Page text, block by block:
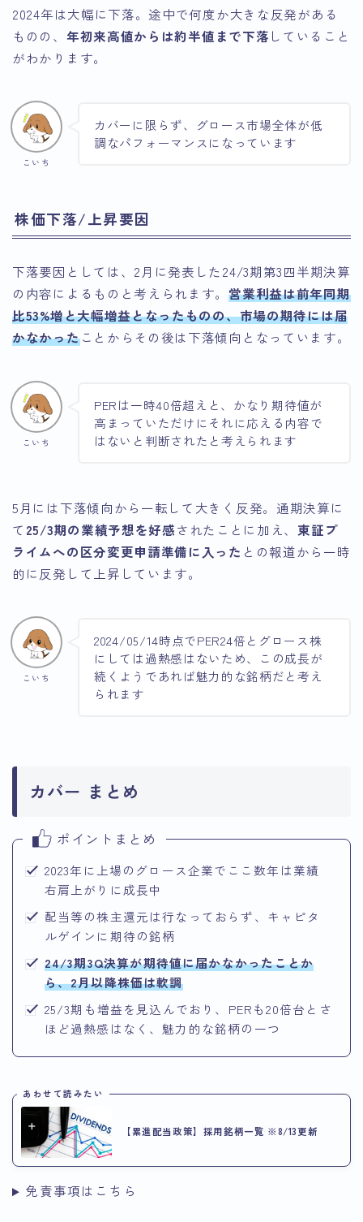
2024年は大幅に下落。途中で何度か大きな反発がある
ものの、 年初来高値からは約半値まで下落 していること
がわかります。
こいち
カバーに限らず、グロース市場全体が低
調なパフォーマンスになっています
株価下落/上昇要因
下落要因としては、2月に発表した24/3期第3四半期決算
の内容によるものと考えられます。営業利益は前年同期
比53%増と大幅増益となったものの、市場の期待には届
かなかったことからその後は下落傾向となっています。
こいち
PERは一時40倍超えと、かなり期待値が
高まっていただけにそれに応える内容で
はないと判断されたと考えられます
5月には下落傾向から一転して大きく反発。通期決算に
て 25/3期の業績予想を好感されたことに加え、 東証プ
ライムへの区分変更申請準備に入った との報道から一時
的に反発して上昇しています。
こいち
2024/05/14時点でPER24倍とグロース株
にしては過熱感はないため、この成長が
続くようであれば魅力的な銘柄だと考え
られます
カバー まとめ
ポイントまとめ
2023年に上場のグロース企業でここ数年は業績
右肩上がりに成長中
配当等の株主還元は行なっておらず、キャピタ
ルゲインに期待の銘柄
24/3期3Q決算が期待値に届かなかったことか
ら、2月以降株価は軟調
25/3期も増益を見込んでおり、PERも20倍台とさ
ほど過熱感はなく、魅力的な銘柄の一つ
あわせて読みたい
【累進配当政策】採用銘柄一覧 ※8/13更新
免責事項はこちら